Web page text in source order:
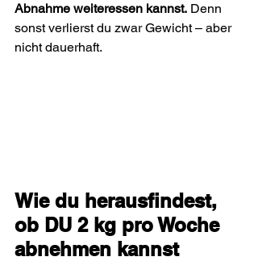
Abnahme weiteressen kannst. Denn
sonst verlierst du zwar Gewicht – aber
nicht dauerhaft.
Wie du herausfindest,
ob DU 2 kg pro Woche
abnehmen kannst